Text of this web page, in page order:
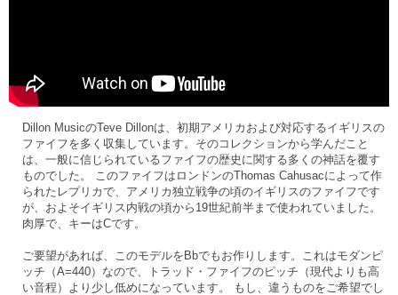
Dillon MusicのTeve Dillonは、初期アメリカおよび対応するイギリスの
ファイフを多く収集しています。そのコレクションから学んだこと
は、一般に信じられているファイフの歴史に関する多くの神話を覆す
ものでした。 このファイフはロンドンのThomas Cahusacによって作
られたレプリカで、アメリカ独立戦争の頃のイギリスのファイフです
が、およそイギリス内戦の頃から19世紀前半まで使われていました。
肉厚で、キーはCです。
ご要望があれば、このモデルをBbでもお作りします。これはモダンピ
ッチ（A=440）なので、トラッド・ファイフのピッチ（現代よりも高
い音程）より少し低めになっています。 もし、違うものをご希望でし